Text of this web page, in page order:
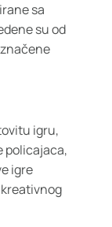
sa
su od
igru,
policajaca,
igre